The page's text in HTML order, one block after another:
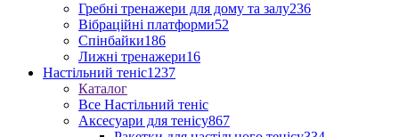
Гребні тренажери для дому та залу236
Вібраційні платформи52
Спінбайки186
Лижні тренажери16
Настільний теніс1237
Каталог
Все Настільний теніс
Аксесуари для тенісу867